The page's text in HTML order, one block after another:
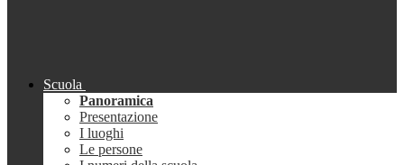
Scuola
Panoramica
Presentazione
I luoghi
Le persone